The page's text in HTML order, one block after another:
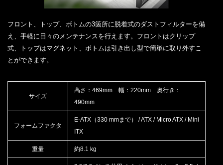
フロント、トップ、ボトムの3箇所に脱着式のダストフィルターを備
え、手軽に日々のメンテナンスを行えます。フロントはクリップ
式、トップはマグネット、ボトムは引き出し型で簡単に取り外すこ
とができます。
サイズ
高さ：469mm 幅：220mm 奥行き：
490mm
フォームファクタ
E-ATX（330 mmまで） / ATX / Micro ATX / Mini
ITX
重量 約8.1 kg